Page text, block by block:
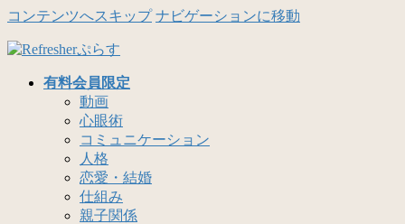
コンテンツへスキップ ナビゲーションに移動
有料会員限定
動画
心眼術
コミュニケーション
人格
恋愛・結婚
仕組み
親子関係